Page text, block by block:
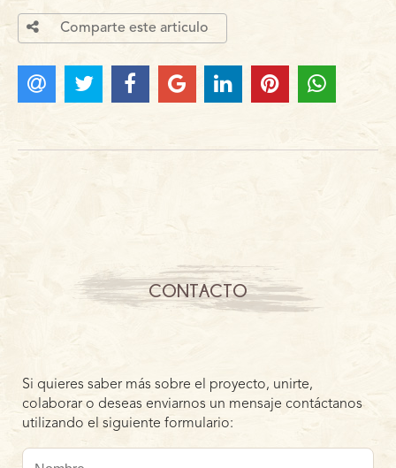
Comparte este articulo
CONTACTO
Si quieres saber más sobre el proyecto, unirte,
colaborar o deseas enviarnos un mensaje contáctanos
utilizando el siguiente formulario: